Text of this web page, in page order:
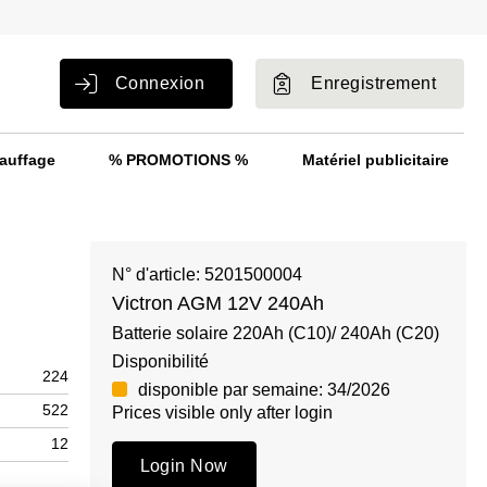
Connexion Enregistrement
% PROMOTIONS % Matériel publicitaire
224
522
12
N° d'article: 5201500004
Victron AGM 12V 240Ah
Batterie solaire 220Ah (C10)/ 240Ah (C20)
Disponibilité
disponible par semaine: 34/2026
Prices visible only after login
Login Now